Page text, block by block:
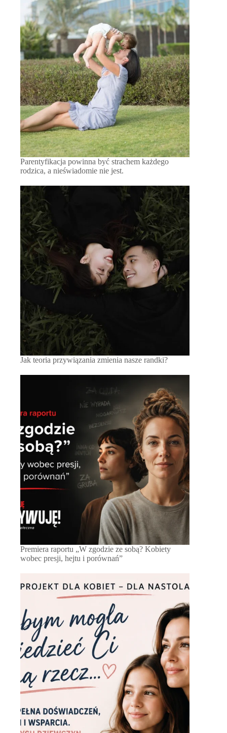
Parentyfikacja powinna być strachem każdego
rodzica, a nieświadomie nie jest.
Jak teoria przywiązania zmienia nasze randki?
Premiera raportu „W zgodzie ze sobą? Kobiety
wobec presji, hejtu i porównań”